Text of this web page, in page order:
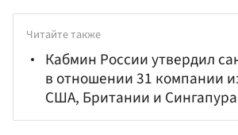
Читайте также
Кабмин России утвердил
в отношении 31 компании
США, Британии и Сингапура